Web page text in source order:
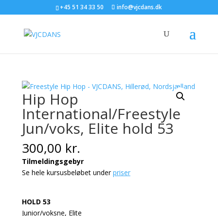
+45 51 34 33 50 info@vjcdans.dk
Hip Hop
International/Freestyle
Jun/voks, Elite hold 53
300,00 kr.
Tilmeldingsgebyr
Se hele kursusbeløbet under priser
HOLD 53
Junior/voksne, Elite